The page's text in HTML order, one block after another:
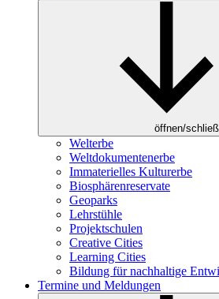
öffnen/
Welterbe
Weltdokumentenerbe
Immaterielles Kulturerbe
Biosphärenreservate
Geoparks
Lehrstühle
Projektschulen
Creative Cities
Learning Cities
Bildung für nachhaltige
Termine und Meldungen